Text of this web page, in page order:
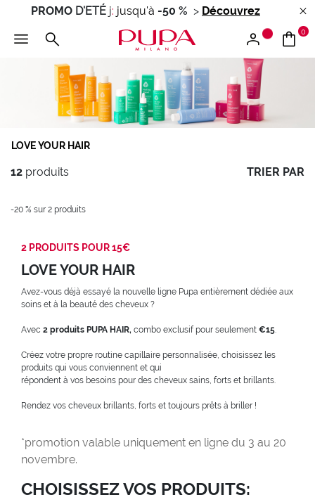
PROMO D'ETÉ j: jusqu'à -50 % > Découvrez
0
LOVE YOUR HAIR
12 produits TRIER PAR
-20 % sur 2 produits
2 PRODUITS POUR 15€
LOVE YOUR HAIR
Avez-vous déjà essayé la nouvelle ligne Pupa entièrement dédiée aux
soins et à la beauté des cheveux ?
Avec 2 produits PUPA HAIR, combo exclusif pour seulement €15.
Créez votre propre routine capillaire personnalisée, choisissez les
produits qui vous conviennent et qui
répondent à vos besoins pour des cheveux sains, forts et brillants.
Rendez vos cheveux brillants, forts et toujours prêts à briller !
*promotion valable uniquement en ligne du 3 au 20
novembre.
CHOISISSEZ VOS PRODUITS: